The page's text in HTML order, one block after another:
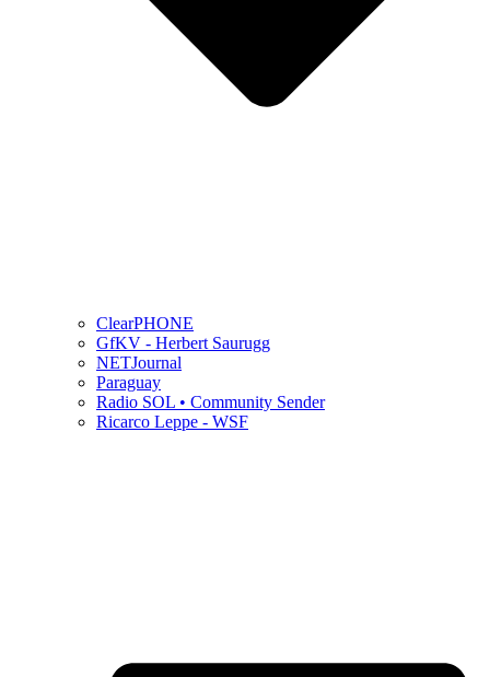
ClearPHONE
GfKV - Herbert Saurugg
NETJournal
Paraguay
Radio SOL • Community Sender
Ricarco Leppe - WSF